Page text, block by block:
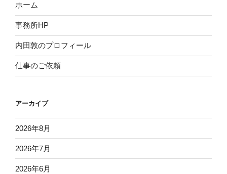
ホーム
事務所HP
内田敦のプロフィール
仕事のご依頼
アーカイブ
2026年8月
2026年7月
2026年6月